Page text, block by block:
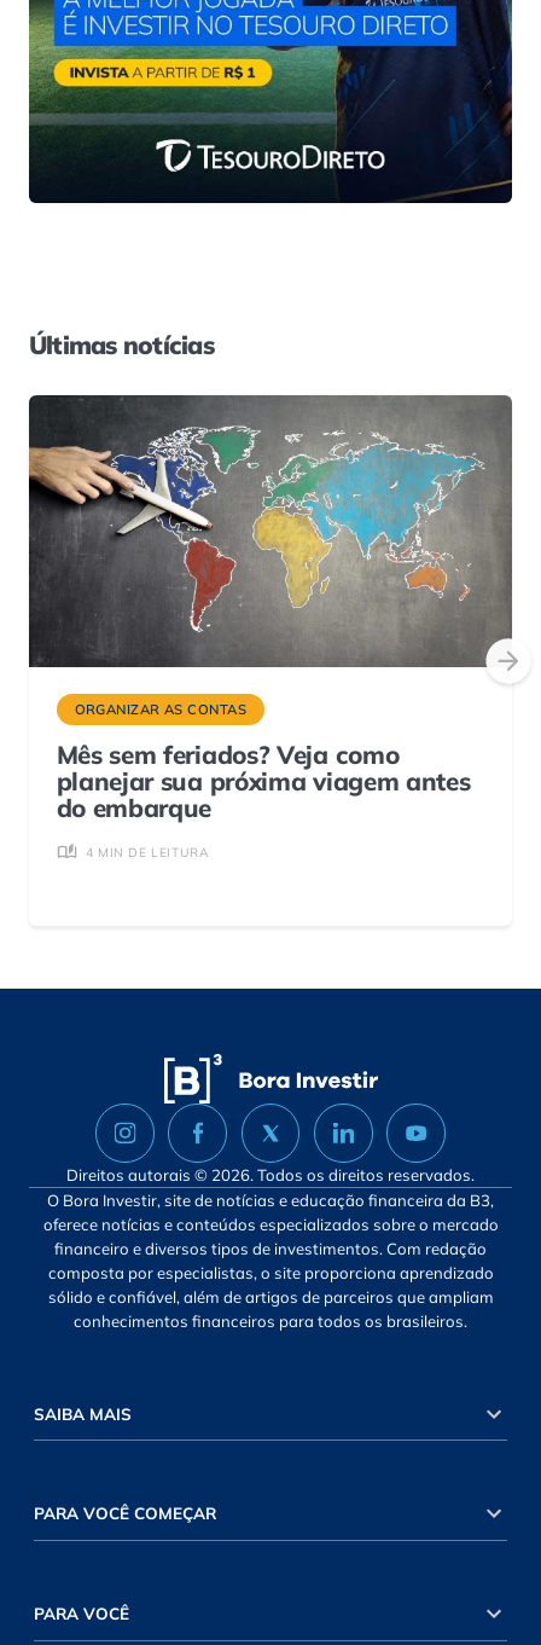
Últimas notícias
ORGANIZAR AS CONTAS
Mês sem feriados? Veja como
planejar sua próxima viagem antes
do embarque
4 MIN DE LEITURA
Direitos autorais © 2026. Todos os direitos reservados.
O Bora Investir, site de notícias e educação financeira da B3,
oferece notícias e conteúdos especializados sobre o mercado
financeiro e diversos tipos de investimentos. Com redação
composta por especialistas, o site proporciona aprendizado
sólido e confiável, além de artigos de parceiros que ampliam
conhecimentos financeiros para todos os brasileiros.
SAIBA MAIS
PARA VOCÊ COMEÇAR
PARA VOCÊ